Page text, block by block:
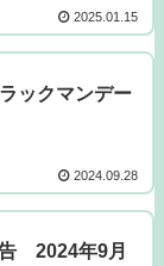
2025.01.15
ックマンデー
2024.09.28
2024年9月